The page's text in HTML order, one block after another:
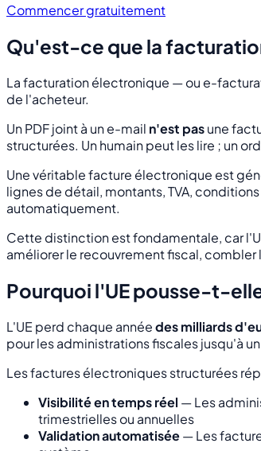
Commencer gratuitement
Qu'est-ce que la
La facturation électronique — ou e-
de l'acheteur.
Un PDF joint à un e-mail n'est pasune
structurées. Un humain peut les lire ; un
Une véritable facture électronique est
lignes de détail, montants, TVA,
automatiquement.
Cette distinction est fondamentale, car
améliorer le recouvrement fiscal, combler
Pourquoi l'UE pousse-t-
L'UE perd chaque annéedes milliards
pour les administrations fiscales jusqu'à
Les factures électroniques structurées
Visibilité en temps réel — Les
trimestrielles ou annuelles
Validation automatisée— Les